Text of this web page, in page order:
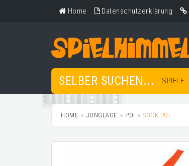
Home Datenschutzerklärung
SELBER SUCHEN... SPIELE
HOME JONGLAGE POI SOCK POI